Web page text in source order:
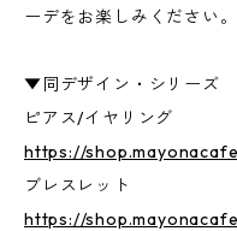
ーデをお楽しみください。
▼同デザイン・シリーズ
ピアス/イヤリング
https://
ブレスレット
https://